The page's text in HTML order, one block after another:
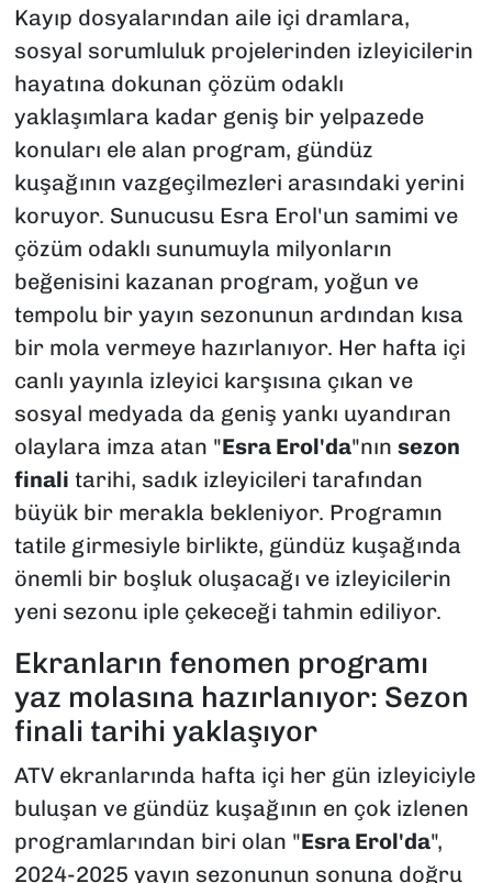
Kayıp dosyalarından aile içi dramlara,
sosyal sorumluluk projelerinden izleyicilerin
hayatına dokunan çözüm odaklı
yaklaşımlara kadar geniş bir yelpazede
konuları ele alan program, gündüz
kuşağının vazgeçilmezleri arasındaki yerini
koruyor. Sunucusu Esra Erol'un samimi ve
çözüm odaklı sunumuyla milyonların
beğenisini kazanan program, yoğun ve
tempolu bir yayın sezonunun ardından kısa
bir mola vermeye hazırlanıyor. Her hafta içi
canlı yayınla izleyici karşısına çıkan ve
sosyal medyada da geniş yankı uyandıran
olaylara imza atan "Esra Erol'da"nın sezon
finali tarihi, sadık izleyicileri tarafından
büyük bir merakla bekleniyor. Programın
tatile girmesiyle birlikte, gündüz kuşağında
önemli bir boşluk oluşacağı ve izleyicilerin
yeni sezonu iple çekeceği tahmin ediliyor.
Ekranların fenomen programı
yaz molasına hazırlanıyor: Sezon
finali tarihi yaklaşıyor
ATV ekranlarında hafta içi her gün izleyiciyle
buluşan ve gündüz kuşağının en çok izlenen
programlarından biri olan "Esra Erol'da",
2024-2025 yayın sezonunun sonuna doğru